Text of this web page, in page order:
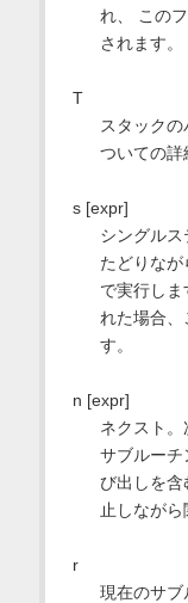
れ、 この
されます。
T
スタック
ついての詳
s [expr]
シングル
たどりなが
で実行し
れた場合、
す。
n [expr]
ネクスト。
サブルーチ
び出しを含
止しながら
r
現在のサブ